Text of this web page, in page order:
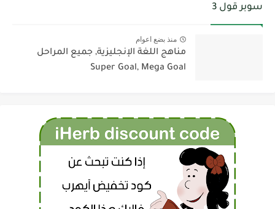
سوبر قول 3
منذ بضع اعوام
مناهج اللغة الإنجليزية, جميع المراحل
Super Goal, Mega Goal